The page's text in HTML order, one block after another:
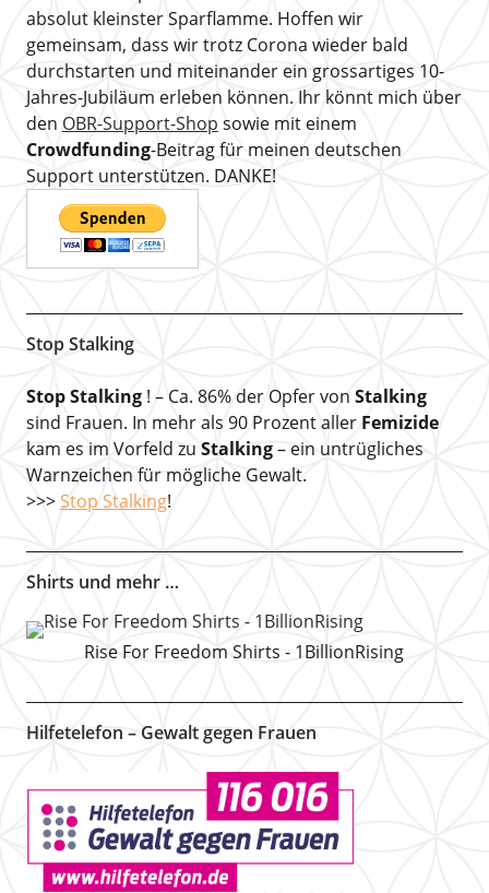
absolut kleinster Sparflamme. Hoffen wir
gemeinsam, dass wir trotz Corona wieder bald
durchstarten und miteinander ein grossartiges 10-
Jahres-Jubiläum erleben können. Ihr könnt mich über
den OBR-Support-Shop sowie mit einem
Crowdfunding-Beitrag für meinen deutschen
Support unterstützen. DANKE!
Stop Stalking
Stop Stalking! – Ca. 86% der Opfer von Stalking
sind Frauen. In mehr als 90 Prozent aller Femizide
kam es im Vorfeld zu Stalking– ein untrügliches
Warnzeichen für mögliche Gewalt.
>>> Stop Stalking!
Shirts und mehr …
Rise For Freedom Shirts - 1BillionRising
Hilfetelefon – Gewalt gegen Frauen